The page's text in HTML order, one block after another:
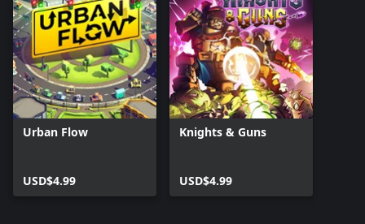
Urban Flow
USD$4.99
Knights & Guns
USD$4.99